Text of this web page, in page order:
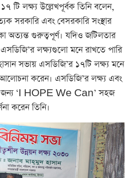
টি লক্ষ্য উল্লেখপূর্বক তিনি বলেন,
সরকারি এবং বেসরকারি সংস্থার
অত্যন্ত গুরুত্বপূর্ণ। যদিও জটিলতার
লক্ষ্যগুলো মনে রাখতে পারি
সভায় এসডিজি’র ১৭টি লক্ষ্য মনে
আলোচনা করেন। এসডিজি’র লক্ষ্য এবং
জন্য ‘I HOPE We Can’ সহজ
করেন তিনি।